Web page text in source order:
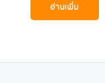
อ่านเพิ่ม